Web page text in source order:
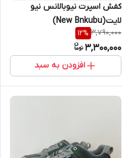
کفش اسپرت نیوبالانس نیو
لایت(New Bnkubu)
3,790,000
12%
3,300,000
افزودن به سبد